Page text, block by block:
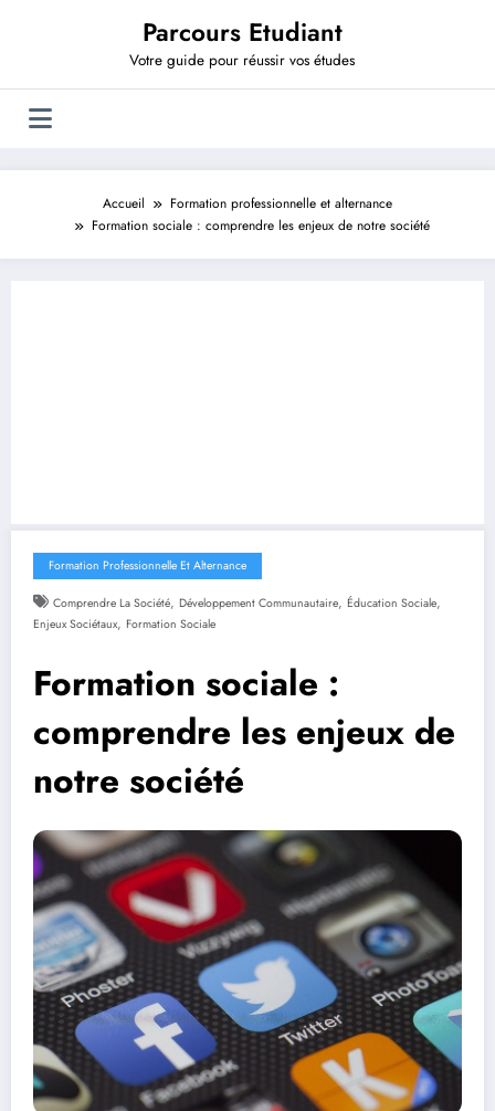
Parcours Etudiant
Votre guide pour réussir vos études
Accueil
Formation professionnelle et alternance
Formation sociale : comprendre les enjeux de notre société
Formation Professionnelle Et Alternance
Comprendre La Société, Développement Communautaire, Éducation Sociale,
Enjeux Sociétaux, Formation Sociale
Formation sociale :
comprendre les enjeux de
notre société